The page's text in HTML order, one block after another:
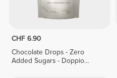
CHF 6.90
Chocolate Drops - Zero
Added Sugars - Doppio